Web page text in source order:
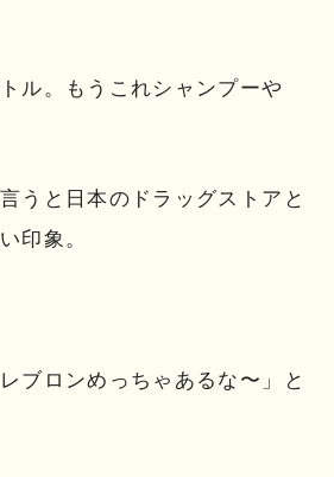
ル。もうこれシャンプーや
うと日本のドラッグストアと
印象。
ブロンめっちゃあるな〜」と